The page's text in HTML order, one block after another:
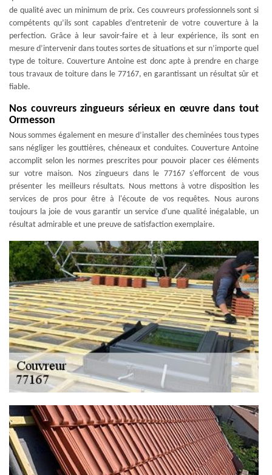
de qualité avec un minimum de prix. Ces couvreurs professionnels sont si
compétents qu’ils sont capables d’entretenir de votre couverture à la
perfection. Grâce à leur savoir-faire et à leur expérience, ils sont en
mesure d’intervenir dans toutes sortes de situations et sur n’importe quel
type de toiture. Couverture Antoine est donc apte à prendre en charge
tous travaux de toiture dans le 77167, en garantissant un résultat sûr et
fiable.
Nos couvreurs zingueurs sérieux en œuvre dans tout
Ormesson
Nous sommes également en mesure d’installer des cheminées tous types
sans négliger les gouttières, chéneaux et conduites. Couverture Antoine
accomplit selon les normes prescrites pour pouvoir placer ces éléments
sur votre maison. Nos zingueurs dans le 77167 s'efforcent de vous
présenter les meilleurs résultats. Nous mettons à votre disposition les
services de pros pour être à l'écoute de vos requêtes. Nous aurons
toujours la joie de vous garantir un service d'une qualité inégalable, un
résultat admirable et une preuve de satisfaction exemplaire.